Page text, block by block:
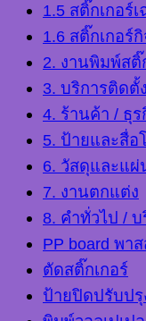
1.5 สติ๊กเกอร์
1.6 สติ๊กเกอร์
2. งานพิมพ์สติ๊
3. บริการติดตั้ง
4. ร้านค้า / ธุร
5. ป้ายและสื่
6. วัสดุและแผ่
7. งานตกแต่ง
8. คำทั่วไป / บ
PP board พา
ตัดสติ๊กเกอร์
ป้ายปิดปรับปรุ